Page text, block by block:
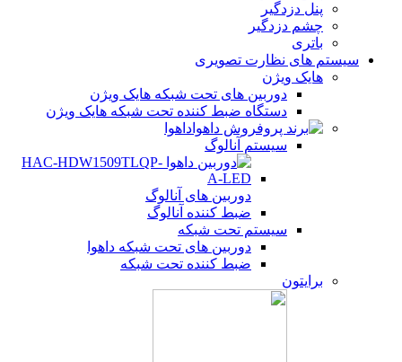
پنل دزدگیر
چشم دزدگیر
باتری
سیستم های نظارت تصویری
هایک ویژن
دوربین های تحت شبکه هایک ویژن
دستگاه ضبط کننده تحت شبکه هایک ویژن
داهوا
سیستم آنالوگ
دوربین های آنالوگ
ضبط کننده آنالوگ
سیستم تحت شبکه
دوربین های تحت شبکه داهوا
ضبط کننده تحت شبکه
برایتون